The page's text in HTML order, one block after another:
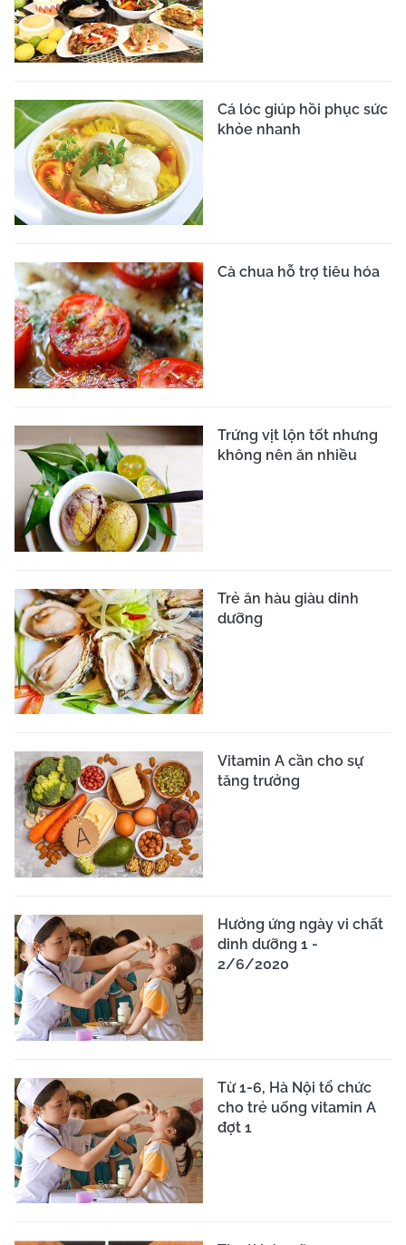
Cá lóc giúp hồi phục sức
khỏe nhanh
Cà chua hỗ trợ tiêu hóa
Trứng vịt lộn tốt nhưng
không nên ăn nhiều
Trẻ ăn hàu giàu dinh
dưỡng
Vitamin A cần cho sự
tăng trưởng
Hưởng ứng ngày vi chất
dinh dưỡng 1 -
2/6/2020
Từ 1-6, Hà Nội tổ chức
cho trẻ uống vitamin A
đợt 1